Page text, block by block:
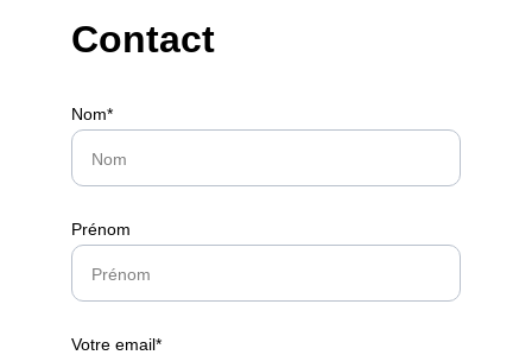
Contact
Nom*
Prénom
Votre email*